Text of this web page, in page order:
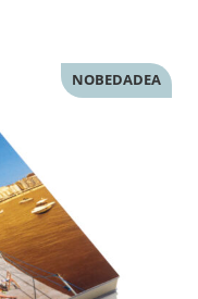
NOBEDADEA